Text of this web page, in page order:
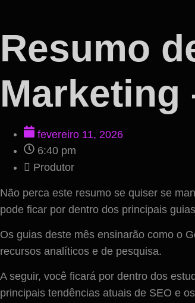
Resumo
Marketing
fevereiro 11, 2026
6:40 pm
Produtor
Não perca este resumo se quiser se
pode ficar por dentro dos principais
Os guias deste mês ensinarão como o
recursos analíticos e de pesquisa.
A seguir, você ficará por dentro dos
principais tendências atuais de SEO e